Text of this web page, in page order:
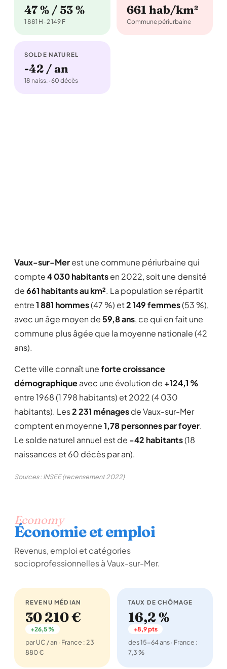
47 % / 53 %
1 881 H · 2 149 F
661 hab/km²
Commune périurbaine
SOLDE NATUREL
-42 / an
18 naiss. · 60 décès
Vaux-sur-Merest une commune périurbaine qui
compte4 030 habitantsen 2022, soit une densité
de661 habitants au km². La population se répartit
entre1 881 hommes(47 %) et2 149 femmes(53 %),
avec un âge moyen de59,8 ans, ce qui en fait une
commune plus âgée que la moyenne nationale (42
ans).
Cette ville connaît uneforte croissance
démographiqueavec une évolution de +124,1 %
entre 1968 (1 798 habitants) et 2022 (4 030
habitants). Les2 231 ménagesde Vaux-sur-Mer
comptent en moyenne1,78 personnes par foyer.
Le solde naturel annuel est de -42 habitants(18
naissances et 60 décès par an).
Sources : INSEE (recensement 2022)
Economy
Économie et emploi
Revenus, emploi et catégories
socioprofessionnelles à Vaux-sur-Mer.
REVENU MÉDIAN
30 210 €
+26,5 %
par UC / an · France : 23
880 €
TAUX DE CHÔMAGE
16,2 %
+8,9 pts
des 15-64 ans · France :
7,3 %